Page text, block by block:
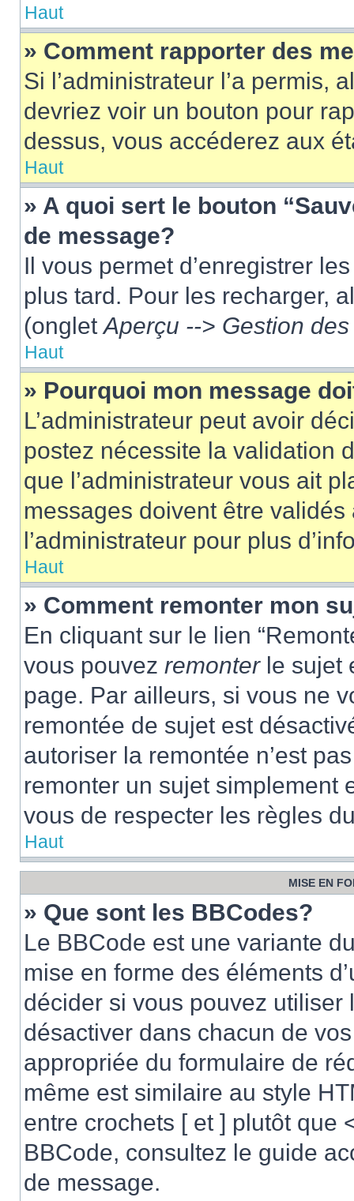
Haut
» Comment rapporter des
Si l’administrateur l’a permis,
devriez voir un bouton pour
dessus, vous accéderez aux
Haut
» A quoi sert le bouton
de message?
Il vous permet d’enregistrer
plus tard. Pour les recharger,
(ongletAperçu --> Gestion
Haut
» Pourquoi mon message
L’administrateur peut avoir
postez nécessite la validation
que l’administrateur vous ait
messages doivent être validés
l’administrateur pour plus
Haut
» Comment remonter mon
En cliquant sur le lien
vous pouvez remonterle sujet
page. Par ailleurs, si vous ne
remontée de sujet est
autoriser la remontée n’est
remonter un sujet simplement
vous de respecter les règles
Haut
MISE EN
» Que sont les BBCodes?
Le BBCode est une variante
mise en forme des éléments
décider si vous pouvez
désactiver dans chacun de
appropriée du formulaire de
même est similaire au style
entre crochets [ et ] plutôt que
BBCode, consultez le guide
de message.